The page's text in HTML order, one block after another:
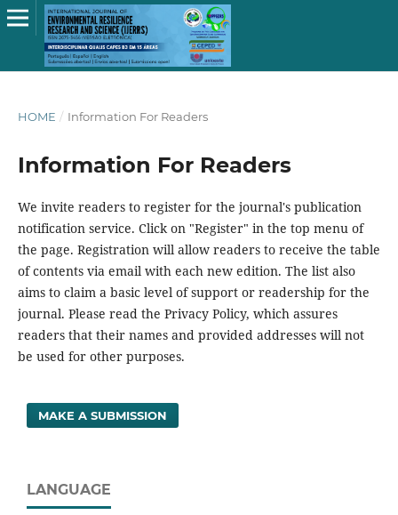
HOME / Information For Readers
Information For Readers
We invite readers to register for the journal's publication
notification service. Click on "Register" in the top menu of
the page. Registration will allow readers to receive the table
of contents via email with each new edition. The list also
aims to claim a basic level of support or readership for the
journal. Please read the Privacy Policy, which assures
readers that their names and provided addresses will not
be used for other purposes.
MAKE A SUBMISSION
LANGUAGE